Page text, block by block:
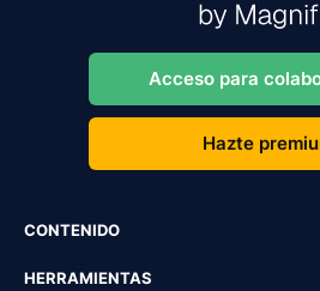
Acceso para
Hazte
CONTENIDO
HERRAMIENTAS